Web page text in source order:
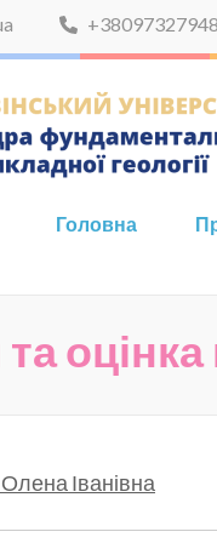
Головна
та
Іванівна